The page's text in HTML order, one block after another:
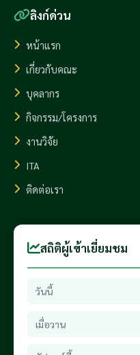
ลิงก์ด่วน
หน้าแรก
เกี่ยวกับคณะ
บุคลากร
กิจกรรม/โครงการ
งานวิจัย
ITA
ติดต่อเรา
สถิติผู้เข้าเยี่ยมชม
วันนี้
เมื่อวาน